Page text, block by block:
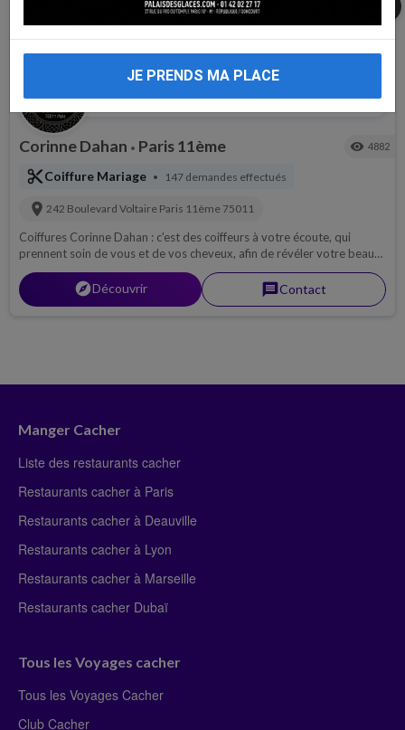
local_offer Oriental local_offer Rabbinat Loubavitch local_offer Cheveux Long
Corinne Dahan • Paris 11ème visibility 4882
content_cutCoiffure Mariage • 147 demandes effectués
location_on 242 Boulevard Voltaire Paris 11ème 75011
Coiffures Corinne Dahan : c'est des coiffeurs à votre écoute, qui
prennent soin de vous et de vos cheveux, afin de révéler votre beauté
tout en respectant votre personnalité.
explorerDécouvrir messageContact
Manger Cacher
Liste des restaurants cacher
Restaurants cacher à Paris
Restaurants cacher à Deauville
Restaurants cacher à Lyon
Restaurants cacher à Marseille
Restaurants cacher Dubaï
Tous les Voyages cacher
Tous les Voyages Cacher
Club Cacher
JE PRENDS MA PLACE